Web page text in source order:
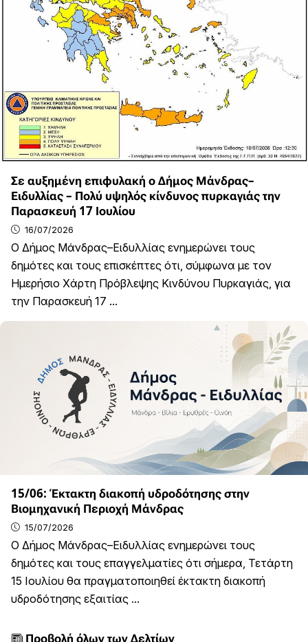
Σε αυξημένη επιφυλακή ο Δήμος Μάνδρας–
Ειδυλλίας – Πολύ υψηλός κίνδυνος πυρκαγιάς την
Παρασκευή 17 Ιουλίου
16/07/2026
Ο Δήμος Μάνδρας–Ειδυλλίας ενημερώνει τους
δημότες και τους επισκέπτες ότι, σύμφωνα με τον
Ημερήσιο Χάρτη Πρόβλεψης Κινδύνου Πυρκαγιάς, για
την Παρασκευή 17 ...
15/06: Έκτακτη διακοπή υδροδότησης στην
Βιομηχανική Περιοχή Μάνδρας
15/07/2026
Ο Δήμος Μάνδρας–Ειδυλλίας ενημερώνει τους
δημότες και τους επαγγελματίες ότι σήμερα, Τετάρτη
15 Ιουλίου θα πραγματοποιηθεί έκτακτη διακοπή
υδροδότησης εξαιτίας ...
Προβολή όλων των Δελτίων